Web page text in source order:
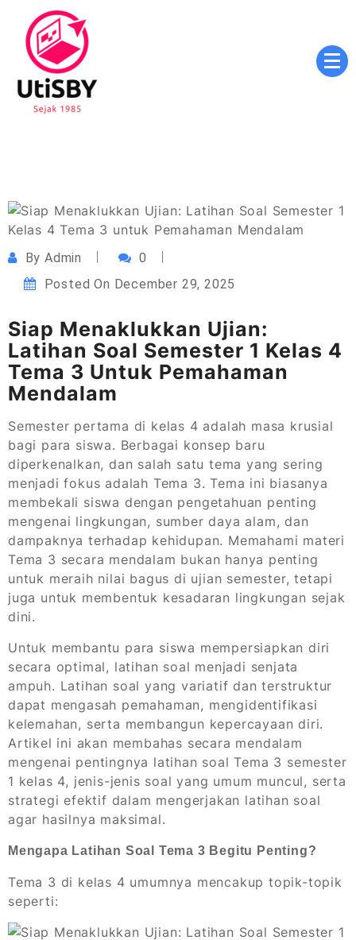
content
ByAdmin
0
Posted On December 29, 2025
Siap Menaklukkan Ujian:
Latihan Soal Semester 1 Kelas 4
Tema 3 Untuk Pemahaman
Mendalam
Semester pertama di kelas 4 adalah masa krusial
bagi para siswa. Berbagai konsep baru
diperkenalkan, dan salah satu tema yang sering
menjadi fokus adalah Tema 3. Tema ini biasanya
membekali siswa dengan pengetahuan penting
mengenai lingkungan, sumber daya alam, dan
dampaknya terhadap kehidupan. Memahami materi
Tema 3 secara mendalam bukan hanya penting
untuk meraih nilai bagus di ujian semester, tetapi
juga untuk membentuk kesadaran lingkungan sejak
dini.
Untuk membantu para siswa mempersiapkan diri
secara optimal, latihan soal menjadi senjata
ampuh. Latihan soal yang variatif dan terstruktur
dapat mengasah pemahaman, mengidentifikasi
kelemahan, serta membangun kepercayaan diri.
Artikel ini akan membahas secara mendalam
mengenai pentingnya latihan soal Tema 3 semester
1 kelas 4, jenis-jenis soal yang umum muncul, serta
strategi efektif dalam mengerjakan latihan soal
agar hasilnya maksimal.
Mengapa Latihan Soal Tema 3 Begitu Penting?
Tema 3 di kelas 4 umumnya mencakup topik-topik
seperti: